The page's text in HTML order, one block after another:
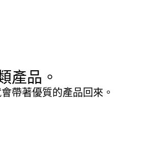
產品。
帶著優質的產品回來。